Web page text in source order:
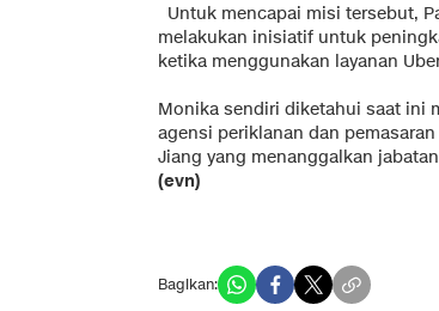
Untuk mencapai misi tersebut,
melakukan inisiatif untuk
ketika menggunakan layanan
Monika sendiri diketahui saat ini
agensi periklanan dan
Jiang yang menanggalkan
(evn)
Bagikan: